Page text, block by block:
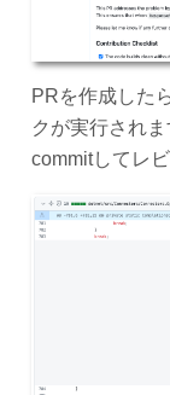
PRを作成した
クが実行され
commitしてレ